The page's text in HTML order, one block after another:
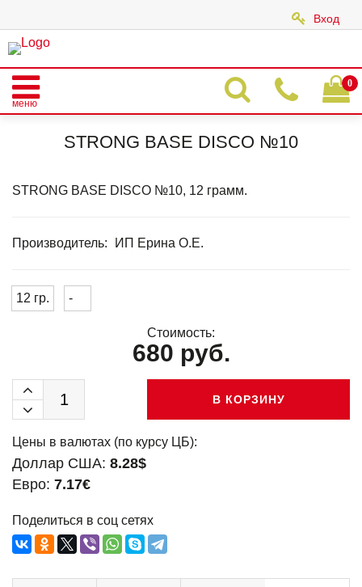
Вход
меню
0
STRONG BASE DISCO №10
STRONG BASE DISCO №10, 12 грамм.
Производитель: ИП Ерина О.Е.
12 гр. -
Стоимость:
680 руб.
В КОРЗИНУ
Цены в валютах (по курсу ЦБ):
Доллар США: 8.28$
Евро: 7.17€
Поделиться в соц сетях